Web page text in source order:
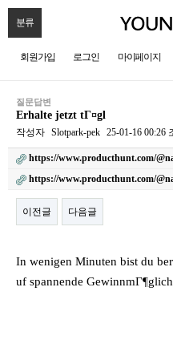
분류
회원가입 로그인 마이페이지
질문답변
Erhalte jetzt tГ¤gl
작성자 Slotpark-pek 25-01-16 00:26
https://www.producthunt.com/
https://www.producthunt.com/
이전글 다음글
In wenigen Minuten bist du
uf spannende